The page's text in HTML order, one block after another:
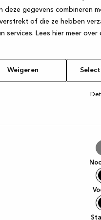
deze gegevens combineren
of die ze hebben
services. Lees hier meer
Weigeren
has occurred while